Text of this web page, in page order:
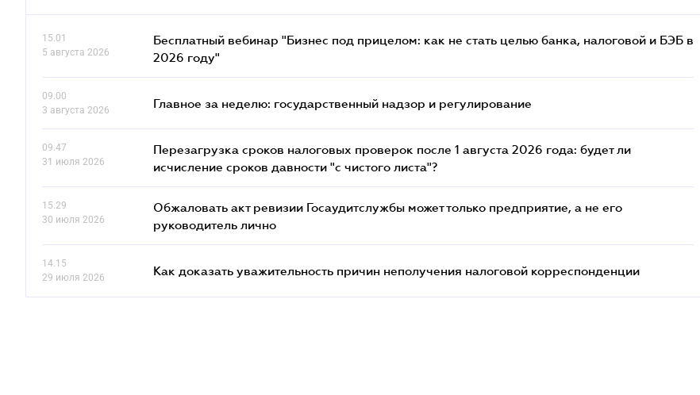
15.01
5 августа 2026
Бесплатный вебинар "Бизнес под прицелом: как не стать целью банка, налоговой и БЭБ в
2026 году"
09.00
3 августа 2026
Главное за неделю: государственный надзор и регулирование
09.47
31 июля 2026
Перезагрузка сроков налоговых проверок после 1 августа 2026 года: будет ли
исчисление сроков давности "с чистого листа"?
15.29
30 июля 2026
Обжаловать акт ревизии Госаудитслужбы может только предприятие, а не его
руководитель лично
14.15
29 июля 2026
Как доказать уважительность причин неполучения налоговой корреспонденции